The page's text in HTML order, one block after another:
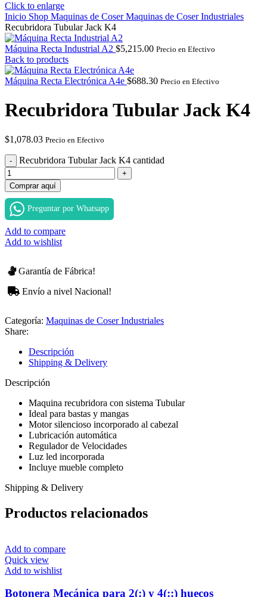
Click to enlarge
Inicio Shop Maquinas de CoserMaquinas de Coser Industriales
Recubridora Tubular Jack K4
Máquina Recta Industrial A2 $5,215.00 Precio en Efectivo
Back to products
Máquina Recta Electrónica A4e $688.30 Precio en Efectivo
Recubridora Tubular Jack K4
$1,078.03 Precio en Efectivo
Recubridora Tubular Jack K4 cantidad
Comprar aquí
Preguntar por Whatsapp
Add to compare
Add to wishlist
Garantía de Fábrica!
Envío a nivel Nacional!
Categoría: Maquinas de Coser Industriales
Share:
Descripción
Shipping & Delivery
Descripción
Maquina recubridora con sistema Tubular
Ideal para bastas y mangas
Motor silencioso incorporado al cabezal
Lubricación automática
Regulador de Velocidades
Luz led incorporada
Incluye mueble completo
Shipping & Delivery
Productos relacionados
Add to compare
Quick view
Add to wishlist
Botonera Mecánica para 2(:) y 4(::) huecos